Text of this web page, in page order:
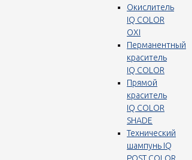
Окислитель
IQ COLOR
OXI
Перманентный
краситель
IQ COLOR
Прямой
краситель
IQ COLOR
SHADE
Технический
шампунь IQ